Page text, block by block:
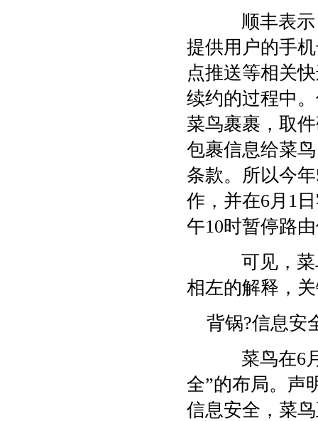
顺丰表示
提供用户的手
点推送等相关
续约的过程中
菜鸟裹裹，取
包裹信息给菜
条款。所以今
作，并在6月1
午10时暂停路
可见，菜
相左的解释，
背锅?信息安
菜鸟在6月
全”的布局。声
信息安全，菜